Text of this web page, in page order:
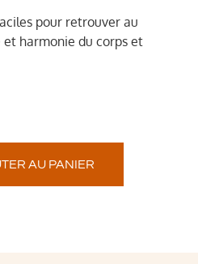
pour retrouver au
harmonie du corps et
AU PANIER